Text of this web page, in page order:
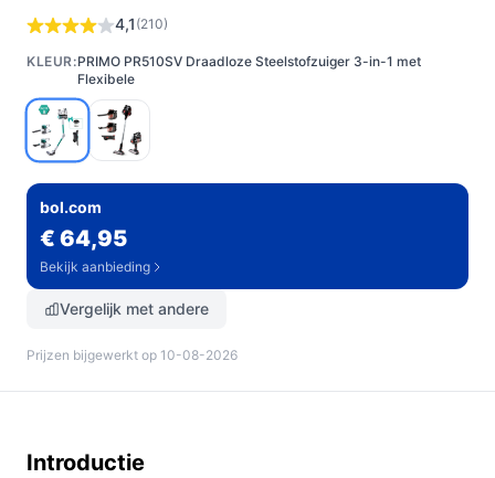
4,1 (210)
KLEUR:PRIMO PR510SV Draadloze Steelstofzuiger 3-in-1 met
Flexibele
bol.com
€ 64,95
Bekijk aanbieding
Vergelijk met andere
Prijzen bijgewerkt op 10-08-2026
Introductie